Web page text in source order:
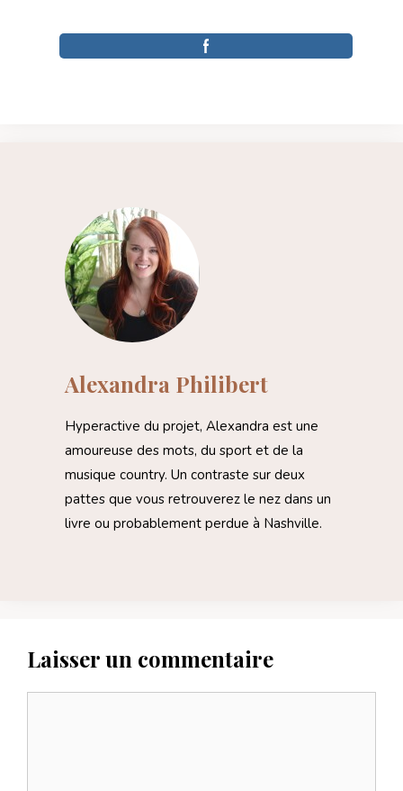
Alexandra Philibert
Hyperactive du projet, Alexandra est une
amoureuse des mots, du sport et de la
musique country. Un contraste sur deux
pattes que vous retrouverez le nez dans un
livre ou probablement perdue à Nashville.
Laisser un commentaire